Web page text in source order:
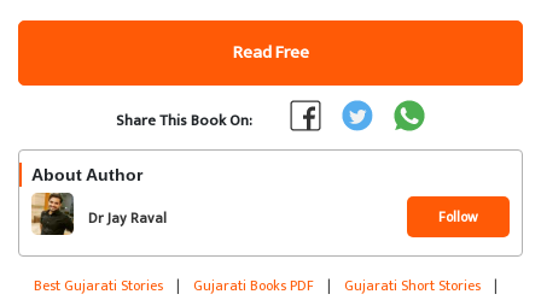
Read Free
Share This Book On:
About Author
Dr Jay Raval Follow
Best Gujarati Stories | Gujarati Books PDF | Gujarati Short Stories |